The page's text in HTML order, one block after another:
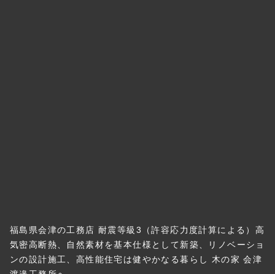
福島県会津の工務店 耐震等級3（許容応力度計算による）高
気密高断熱、自然素材を基本仕様として新築、リノベーショ
ンの設計施工、高性能住宅は健やかなる暮らし 木の家 会津